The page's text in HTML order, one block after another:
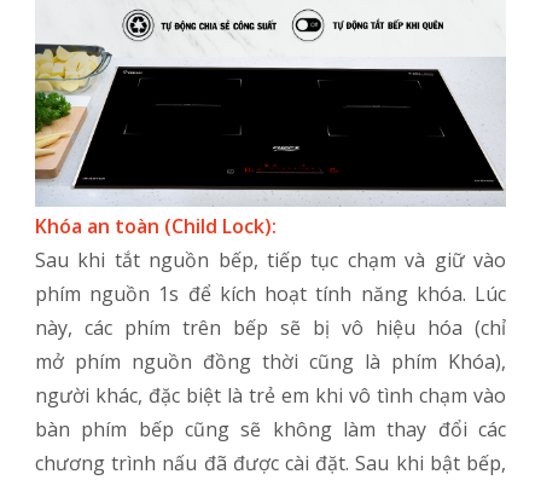
Khóa an toàn (Child Lock):
Sau khi tắt nguồn bếp, tiếp tục chạm và giữ vào
phím nguồn 1s để kích hoạt tính năng khóa. Lúc
này, các phím trên bếp sẽ bị vô hiệu hóa (chỉ
mở phím nguồn đồng thời cũng là phím Khóa),
người khác, đặc biệt là trẻ em khi vô tình chạm vào
bàn phím bếp cũng sẽ không làm thay đổi các
chương trình nấu đã được cài đặt. Sau khi bật bếp,